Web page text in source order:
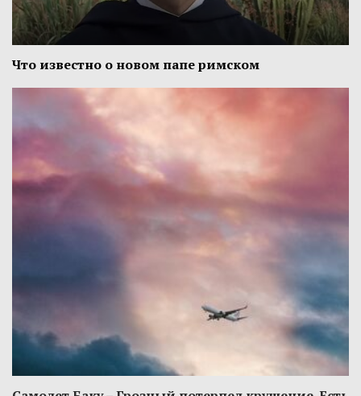
Что известно о новом папе римском